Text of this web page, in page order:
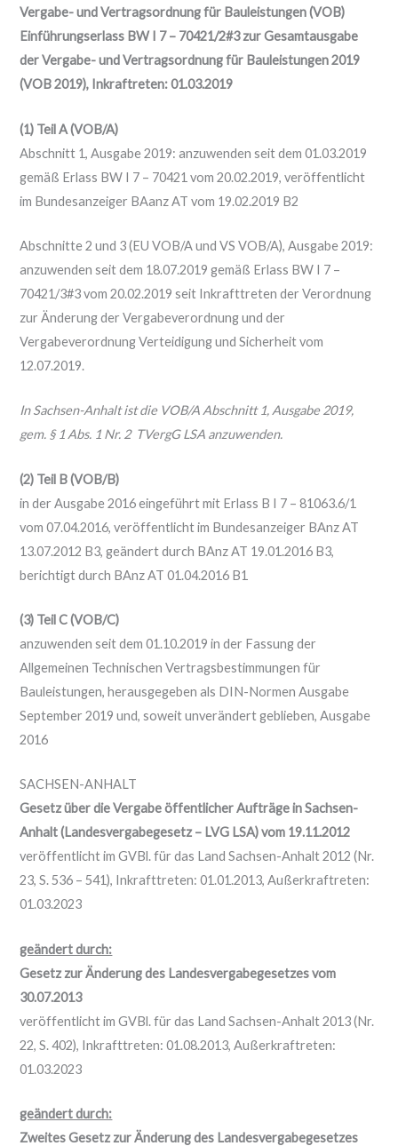
Vergabe- und Vertragsordnung für Bauleistungen (VOB)
Einführungserlass BW I 7 – 70421/2#3 zur Gesamtausgabe
der Vergabe- und Vertragsordnung für Bauleistungen 2019
(VOB 2019), Inkraftreten: 01.03.2019
(1) Teil A (VOB/A)
Abschnitt 1, Ausgabe 2019: anzuwenden seit dem 01.03.2019
gemäß Erlass BW I 7 – 70421 vom 20.02.2019, veröffentlicht
im Bundesanzeiger BAanz AT vom 19.02.2019 B2
Abschnitte 2 und 3 (EU VOB/A und VS VOB/A), Ausgabe 2019:
anzuwenden seit dem 18.07.2019 gemäß Erlass BW I 7 –
70421/3#3 vom 20.02.2019 seit Inkrafttreten der Verordnung
zur Änderung der Vergabeverordnung und der
Vergabeverordnung Verteidigung und Sicherheit vom
12.07.2019.
In Sachsen-Anhalt ist die VOB/A Abschnitt 1, Ausgabe 2019,
gem. § 1 Abs. 1 Nr. 2 TVergG LSA anzuwenden.
(2) Teil B (VOB/B)
in der Ausgabe 2016 eingeführt mit Erlass B I 7 – 81063.6/1
vom 07.04.2016, veröffentlicht im Bundesanzeiger BAnz AT
13.07.2012 B3, geändert durch BAnz AT 19.01.2016 B3,
berichtigt durch BAnz AT 01.04.2016 B1
(3) Teil C (VOB/C)
anzuwenden seit dem 01.10.2019 in der Fassung der
Allgemeinen Technischen Vertragsbestimmungen für
Bauleistungen, herausgegeben als DIN-Normen Ausgabe
September 2019 und, soweit unverändert geblieben, Ausgabe
2016
SACHSEN-ANHALT
Gesetz über die Vergabe öffentlicher Aufträge in Sachsen-
Anhalt (Landesvergabegesetz – LVG LSA) vom 19.11.2012
veröffentlicht im GVBl. für das Land Sachsen-Anhalt 2012 (Nr.
23, S. 536 – 541), Inkrafttreten: 01.01.2013, Außerkraftreten:
01.03.2023
geändert durch:
Gesetz zur Änderung des Landesvergabegesetzes vom
30.07.2013
veröffentlicht im GVBl. für das Land Sachsen-Anhalt 2013 (Nr.
22, S. 402), Inkrafttreten: 01.08.2013, Außerkraftreten:
01.03.2023
geändert durch:
Zweites Gesetz zur Änderung des Landesvergabegesetzes